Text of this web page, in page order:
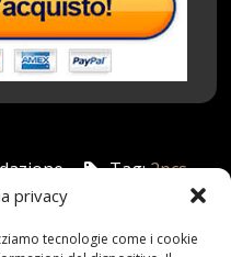
privacy
tecnologie come i cookie
Tag:2pcs,
,Catene
Categories: